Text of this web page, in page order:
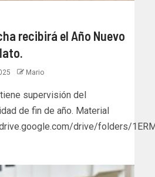
recibirá el Año Nuevo
Mario
supervisión del
de fin de año. Material
drive/folders/